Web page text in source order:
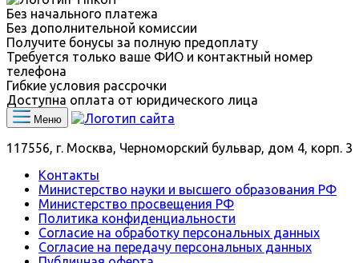
Без начального платежа
Без дополнительной комиссии
Получите бонусы за полную предоплату
Требуется только ваше ФИО и контактный номер
телефона
Гибкие условия рассрочки
Доступна оплата от юридического лица
Меню
117556, г. Москва, Черноморский бульвар, дом 4, корп. 3
Контакты
Министерство науки и высшего образования РФ
Министерство просвещения РФ
Политика конфиденциальности
Согласие на обработку персональных данных
Согласие на передачу персональных данных